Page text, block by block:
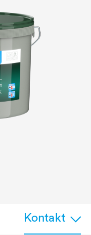
Kontakt